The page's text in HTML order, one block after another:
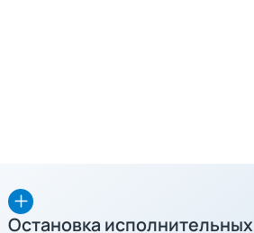
Остановка исполнительных